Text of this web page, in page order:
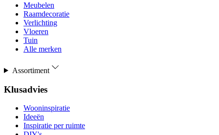
Meubelen
Raamdecoratie
Verlichting
Vloeren
Tuin
Alle merken
Assortiment
Klusadvies
Wooninspiratie
Ideeën
Inspiratie per ruimte